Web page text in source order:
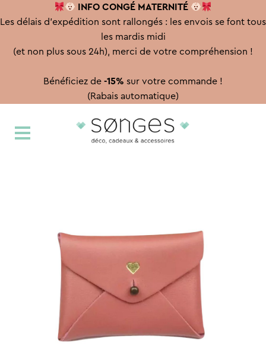
INFO CONGÉ MATERNITÉ
Les délais d'expédition sont rallongés : les envois se font tous
les mardis midi
(et non plus sous 24h), merci de votre compréhension !
Bénéficiez de -15% sur votre commande !
(Rabais automatique)
à
au